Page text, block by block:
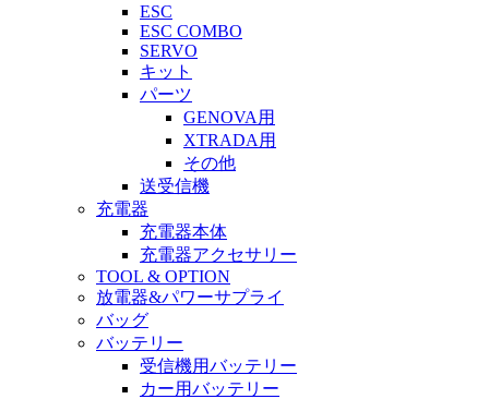
ESC
ESC COMBO
SERVO
キット
パーツ
GENOVA用
XTRADA用
その他
送受信機
充電器
充電器本体
充電器アクセサリー
TOOL & OPTION
放電器&パワーサプライ
バッグ
バッテリー
受信機用バッテリー
カー用バッテリー